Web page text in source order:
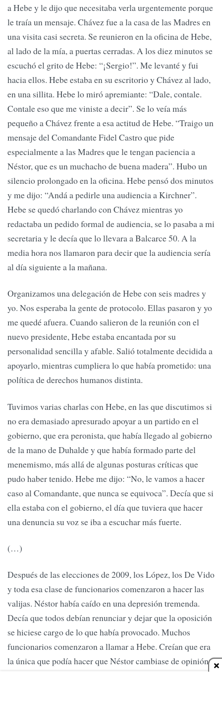
a Hebe y le dijo que necesitaba verla urgentemente porque
le traía un mensaje. Chávez fue a la casa de las Madres en
una visita casi secreta. Se reunieron en la oficina de Hebe,
al lado de la mía, a puertas cerradas. A los diez minutos se
escuchó el grito de Hebe: “¡Sergio!”. Me levanté y fui
hacia ellos. Hebe estaba en su escritorio y Chávez al lado,
en una sillita. Hebe lo miró apremiante: “Dale, contale.
Contale eso que me viniste a decir”. Se lo veía más
pequeño a Chávez frente a esa actitud de Hebe. “Traigo un
mensaje del Comandante Fidel Castro que pide
especialmente a las Madres que le tengan paciencia a
Néstor, que es un muchacho de buena madera”. Hubo un
silencio prolongado en la oficina. Hebe pensó dos minutos
y me dijo: “Andá a pedirle una audiencia a Kirchner”.
Hebe se quedó charlando con Chávez mientras yo
redactaba un pedido formal de audiencia, se lo pasaba a mi
secretaria y le decía que lo llevara a Balcarce 50. A la
media hora nos llamaron para decir que la audiencia sería
al día siguiente a la mañana.
Organizamos una delegación de Hebe con seis madres y
yo. Nos esperaba la gente de protocolo. Ellas pasaron y yo
me quedé afuera. Cuando salieron de la reunión con el
nuevo presidente, Hebe estaba encantada por su
personalidad sencilla y afable. Salió totalmente decidida a
apoyarlo, mientras cumpliera lo que había prometido: una
política de derechos humanos distinta.
Tuvimos varias charlas con Hebe, en las que discutimos si
no era demasiado apresurado apoyar a un partido en el
gobierno, que era peronista, que había llegado al gobierno
de la mano de Duhalde y que había formado parte del
menemismo, más allá de algunas posturas críticas que
pudo haber tenido. Hebe me dijo: “No, le vamos a hacer
caso al Comandante, que nunca se equivoca”. Decía que si
ella estaba con el gobierno, el día que tuviera que hacer
una denuncia su voz se iba a escuchar más fuerte.
(…)
Después de las elecciones de 2009, los López, los De Vido
y toda esa clase de funcionarios comenzaron a hacer las
valijas. Néstor había caído en una depresión tremenda.
Decía que todos debían renunciar y dejar que la oposición
se hiciese cargo de lo que había provocado. Muchos
funcionarios comenzaron a llamar a Hebe. Creían que era
la única que podía hacer que Néstor cambiase de opinión.